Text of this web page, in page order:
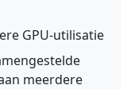
GPU-utilisatie
meerdere